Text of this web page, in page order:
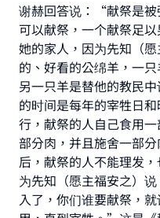
谢赫回答说：“献祭是
可以献祭，一个献祭足
她的家人，因为先知（
的、好看的公绵羊，一
另一只羊是替他的教民
的时间是每年的宰牲日
行，献祭的人自己食用
部分肉，并且施舍一部
后，献祭的人不能理发
为先知（愿主福安之）
入了，你们谁要献祭，
Make an
with your
Your support is
"A person who
good will earn the